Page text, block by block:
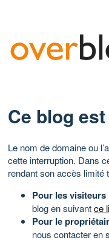
Ce blog
Le nom de domaine ou
cette interruption. Dans
rendant son accès limité
Pour les visiteurs
blog en suivantce
Pour le
nous contacter en